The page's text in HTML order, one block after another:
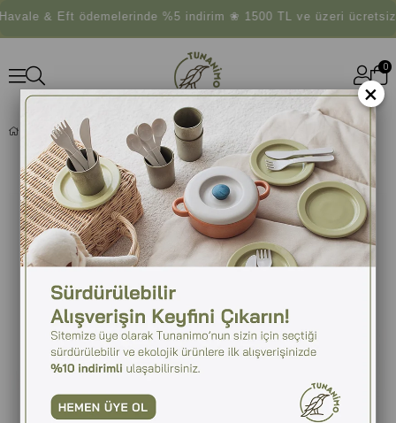
& Eft ödemelerinde %5 indirim ❀ 1500 TL ve üzeri
0
×